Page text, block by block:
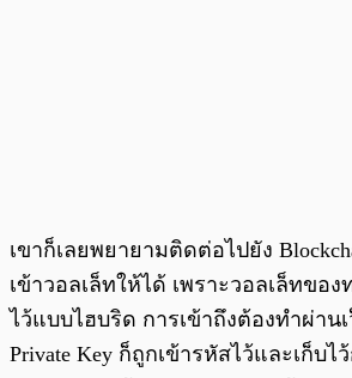
เขาก็เลยพยายามติดต่อไปยัง
เข้าวอลเล็ทให้ได้ เพราะวอลเล็ทของ
ไว้แบบไฮบริด การเข้าถึงต้องทำผ่าน
Private Key ก็ถูกเข้ารหัสไว้และเก็บไ